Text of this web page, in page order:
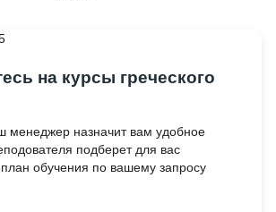
на курсы греческого
менеджер назначит вам удобное
подберет для вас
обучения по вашему запросу